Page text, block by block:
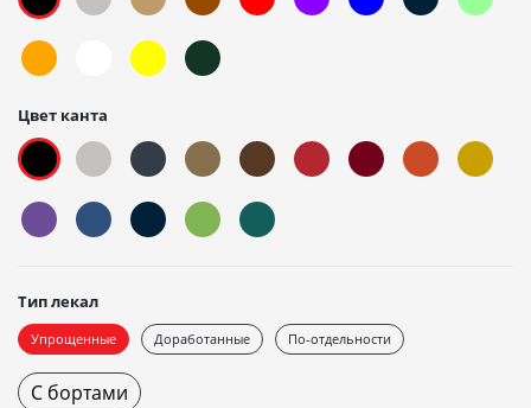
Цвет канта
Тип лекал
Упрощенные Доработанные По-отдельности
С бортами